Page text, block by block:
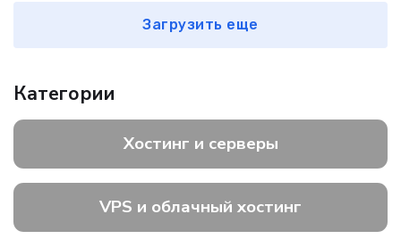
Загрузить еще
Категории
Хостинг и серверы
VPS и облачный хостинг